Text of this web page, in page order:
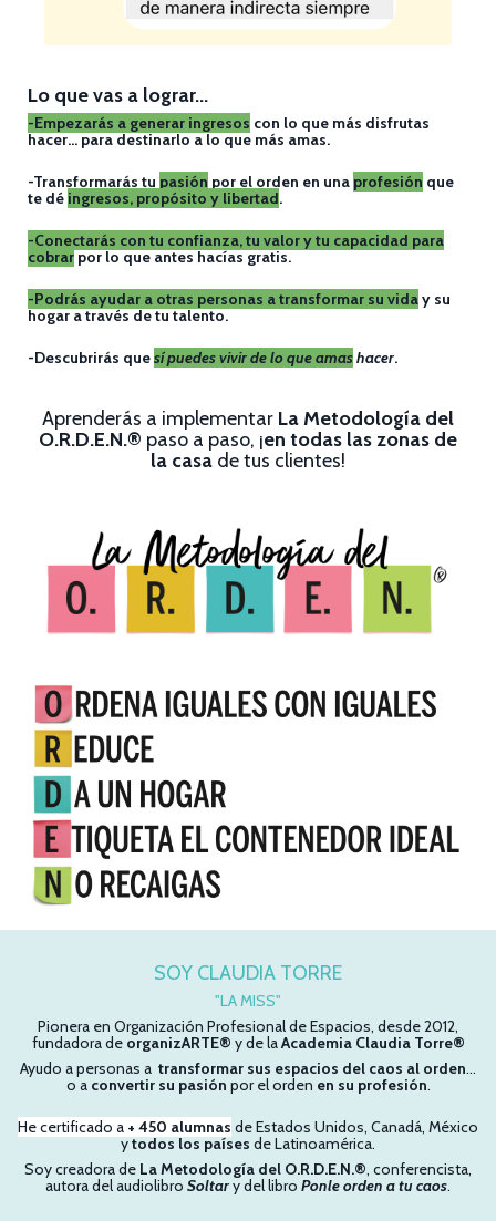
Lo que vas a lograr...
-Empezarás a generar ingresos con lo que más disfrutas
hacer… para destinarlo a lo que más amas.
-Transformarás tu pasión por el orden en una profesión que
te dé ingresos, propósito y libertad.
-Conectarás con tu confianza, tu valor y tu capacidad para
cobrarpor lo que antes hacías gratis.
-Podrás ayudar a otras personas a transformar su viday su
hogar a través de tu talento.
-Descubrirás quesí puedes vivir de lo que amashacer.
Aprenderás a implementar La Metodología del
O.R.D.E.N.® paso a paso, ¡en todas las zonas de
la casa de tus clientes!
SOY CLAUDIA TORRE
"LA MISS"
Pionera en Organización Profesional de Espacios, desde 2012,
fundadora de organizARTE® y de laAcademia Claudia Torre®
Ayudo a personas a transformar sus espacios del caos al orden…
o a convertir su pasión por el orden en su profesión.
He certificado a + 450 alumnas de Estados Unidos, Canadá, México
ytodos los países de Latinoamérica.
Soy creadora de La Metodología del O.R.D.E.N.®, conferencista,
autora del audiolibro Soltary del libro Ponle orden a tu caos.